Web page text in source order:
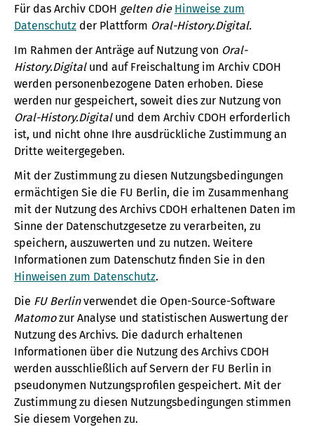
Für das Archiv CDOH gelten die Hinweise zum
Datenschutz der Plattform Oral-History.Digital.
Im Rahmen der Anträge auf Nutzung von Oral-
History.Digitalund auf Freischaltung im Archiv CDOH
werden personenbezogene Daten erhoben. Diese
werden nur gespeichert, soweit dies zur Nutzung von
Oral-History.Digitalund dem Archiv CDOH erforderlich
ist, und nicht ohne Ihre ausdrückliche Zustimmung an
Dritte weitergegeben.
Mit der Zustimmung zu diesen Nutzungsbedingungen
ermächtigen Sie die FU Berlin, die im Zusammenhang
mit der Nutzung des Archivs CDOH erhaltenen Daten im
Sinne der Datenschutzgesetze zu verarbeiten, zu
speichern, auszuwerten und zu nutzen. Weitere
Informationen zum Datenschutz finden Sie in den
Hinweisen zum Datenschutz.
Die FU Berlinverwendet die Open-Source-Software
Matomozur Analyse und statistischen Auswertung der
Nutzung des Archivs. Die dadurch erhaltenen
Informationen über die Nutzung des Archivs CDOH
werden ausschließlich auf Servern der FU Berlin in
pseudonymen Nutzungsprofilen gespeichert. Mit der
Zustimmung zu diesen Nutzungsbedingungen stimmen
Sie diesem Vorgehen zu.